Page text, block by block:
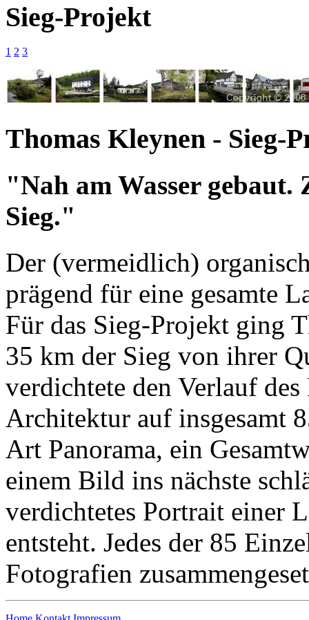
Sieg-Projekt
1 2 3
Thomas Kleynen - Sieg-
"Nah am Wasser
Sieg."
Der (vermeidlich)
prägend für eine gesamte
Für das Sieg-Projekt ging
35 km der Sieg von ihrer
verdichtete den Verlauf
Architektur auf insgesamt
Art Panorama, ein
einem Bild ins nächste
verdichtetes Portrait einer
entsteht. Jedes der 85
Fotografien